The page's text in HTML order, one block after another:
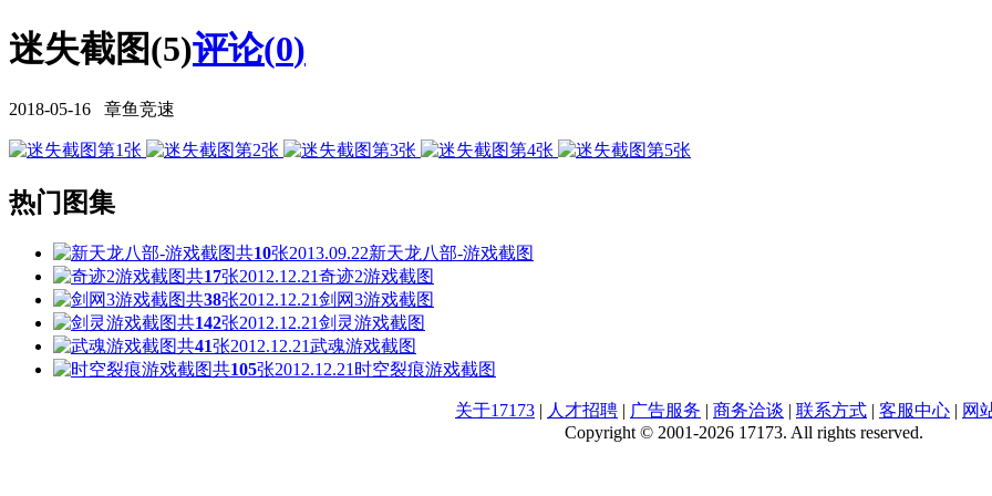
迷失截图(5)评论(0)
2018-05-16 章鱼竞速
热门图集
共10张2013.09.22新天龙八部-游戏截图
共17张2012.12.21奇迹2游戏截图
共38张2012.12.21剑网3游戏截图
共142张2012.12.21剑灵游戏截图
共41张2012.12.21武魂游戏截图
共105张2012.12.21 时空裂痕游戏截图
关于17173 | 人才招聘 | 广告服务 | 商务洽谈 | 联系方式 | 客服中心 | 网
Copyright © 2001-2026 17173. All rights reserved.